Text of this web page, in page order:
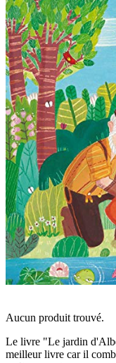
Aucun produit trouvé.
Le livre "Le jardin
meilleur livre car il